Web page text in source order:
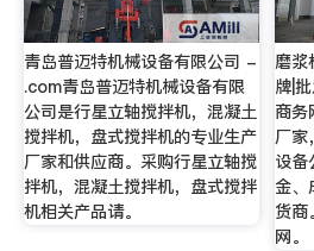
青岛普迈特机械设备有限公司 -
.com青岛普迈特机械设备有限
公司是行星立轴搅拌机，混凝土
搅拌机，盘式搅拌机的专业生产
厂家和供应商。采购行星立轴搅
拌机，混凝土搅拌机，盘式搅拌
机相关产品请。
磨浆
牌|
商务
厂家
设备
金、
货商
网。